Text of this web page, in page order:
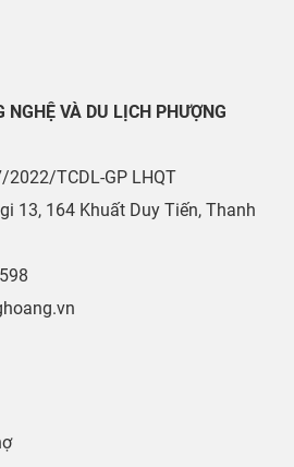
NGHỆ VÀ DU LỊCH PHƯỢNG
2022/TCDL-GP LHQT
13, 164 Khuất Duy Tiến, Thanh